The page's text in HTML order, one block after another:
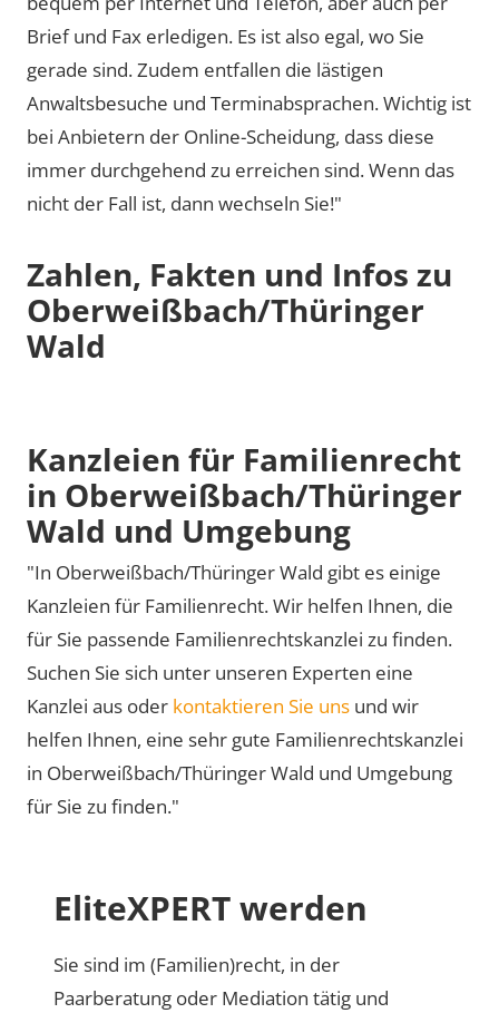
Brief und Fax erledigen. Es ist also egal, wo Sie
gerade sind. Zudem entfallen die lästigen
Anwaltsbesuche und Terminabsprachen. Wichtig ist
bei Anbietern der Online-Scheidung, dass diese
immer durchgehend zu erreichen sind. Wenn das
nicht der Fall ist, dann wechseln Sie!"
Zahlen, Fakten und Infos zu
Oberweißbach/Thüringer
Wald
Kanzleien für Familienrecht
in Oberweißbach/Thüringer
Wald und Umgebung
"In Oberweißbach/Thüringer Wald gibt es einige
Kanzleien für Familienrecht. Wir helfen Ihnen, die
für Sie passende Familienrechtskanzlei zu finden.
Suchen Sie sich unter unseren Experten eine
Kanzlei aus oder kontaktieren Sie uns und wir
helfen Ihnen, eine sehr gute Familienrechtskanzlei
in Oberweißbach/Thüringer Wald und Umgebung
für Sie zu finden."
EliteXPERT werden
Sie sind im (Familien)recht, in der
Paarberatung oder Mediation tätig und